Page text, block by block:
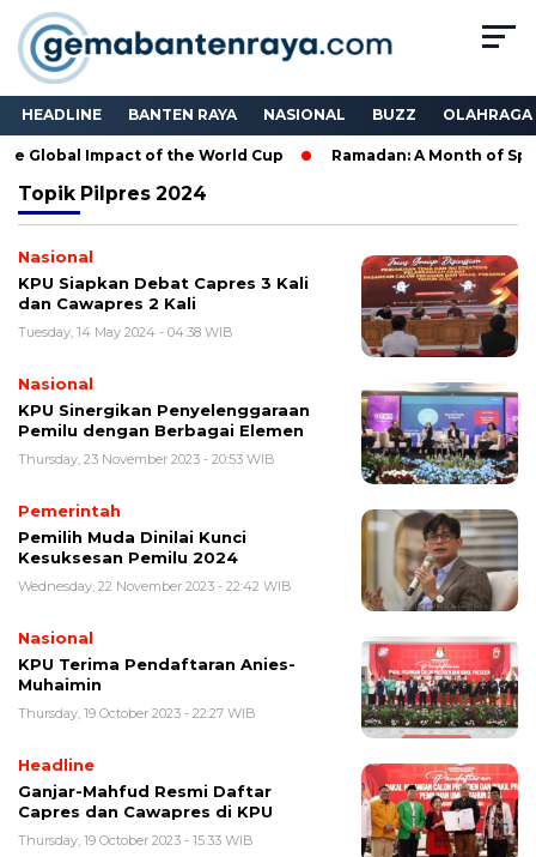
HEADLINE BANTEN RAYA NASIONAL BUZZ OLAHRAGA
Global Impact of the World Cup Ramadan: A Month of
Topik Pilpres 2024
Nasional
KPU Siapkan Debat Capres 3 Kali
dan Cawapres 2 Kali
Tuesday, 14 May 2024 - 04:38 WIB
Nasional
KPU Sinergikan Penyelenggaraan
Pemilu dengan Berbagai Elemen
Thursday, 23 November 2023 - 20:53 WIB
Pemerintah
Pemilih Muda Dinilai Kunci
Kesuksesan Pemilu 2024
Wednesday, 22 November 2023 - 22:42 WIB
Nasional
KPU Terima Pendaftaran Anies-
Muhaimin
Thursday, 19 October 2023 - 22:27 WIB
Headline
Ganjar-Mahfud Resmi Daftar
Capres dan Cawapres di KPU
Thursday, 19 October 2023 - 15:33 WIB